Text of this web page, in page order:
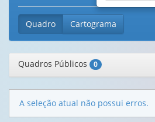
Quadro Cartograma
Quadros Públicos 0
A seleção atual não possui erros.